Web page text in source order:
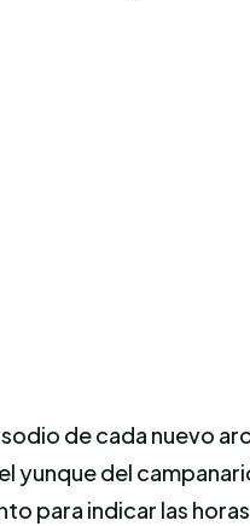
de cada nuevo
del
para indicar las